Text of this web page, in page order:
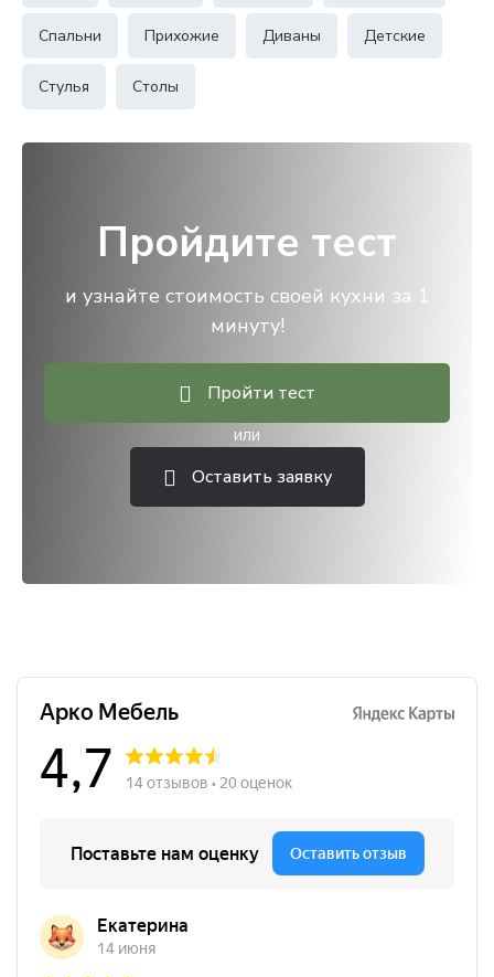
Спальни Прихожие Диваны Детские
Стулья Столы
Пройдите тест
и узнайте стоимость своей кухни за 1
минуту!
Пройти тест
или
Оставить заявку